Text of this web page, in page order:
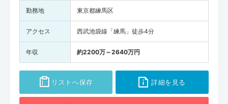
勤務地 東京都練馬区
アクセス 西武池袋線「練馬」徒歩4分
年収 約2200万～2640万円
リストへ保存 詳細を見る